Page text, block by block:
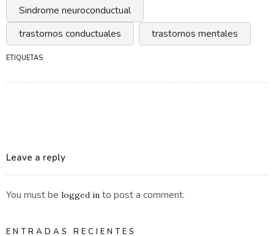
Sindrome neuroconductual
trastornos conductuales
trastornos mentales
ETIQUETAS
Leave a reply
You must be logged in to post a comment.
ENTRADAS RECIENTES